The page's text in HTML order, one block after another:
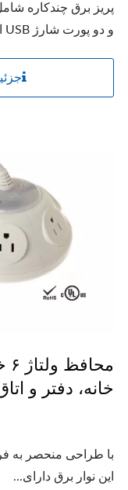
و دو پورت شارژ USB است،...
خانه، دفتر و
این نوار برق دارای...